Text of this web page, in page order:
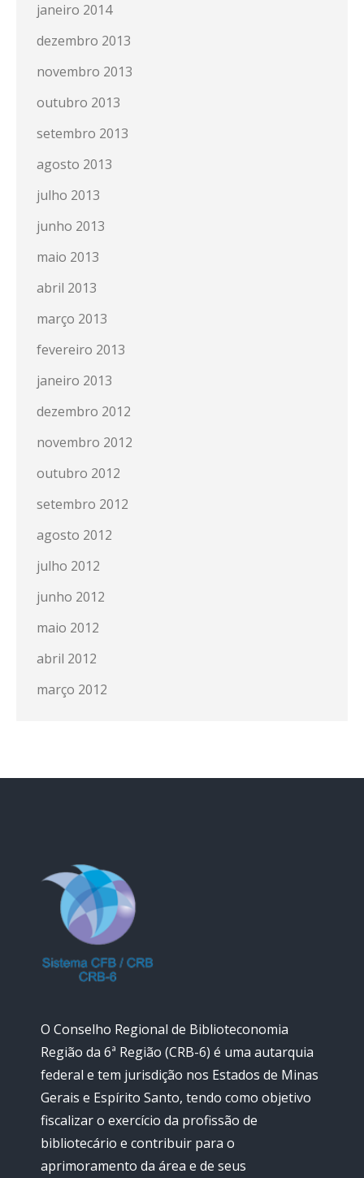
janeiro 2014
dezembro 2013
novembro 2013
outubro 2013
setembro 2013
agosto 2013
julho 2013
junho 2013
maio 2013
abril 2013
março 2013
fevereiro 2013
janeiro 2013
dezembro 2012
novembro 2012
outubro 2012
setembro 2012
agosto 2012
julho 2012
junho 2012
maio 2012
abril 2012
março 2012
O Conselho Regional de Biblioteconomia
Região da 6ª Região (CRB-6) é uma autarquia
federal e tem jurisdição nos Estados de Minas
Gerais e Espírito Santo, tendo como objetivo
fiscalizar o exercício da profissão de
bibliotecário e contribuir para o
aprimoramento da área e de seus